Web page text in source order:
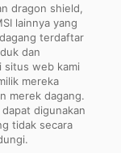
dragon shield,
lainnya yang
terdaftar
dan
situs web kami
mereka
merek dagang.
digunakan
tidak secara